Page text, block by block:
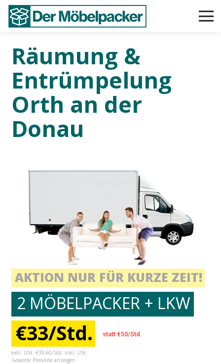
Räumung &
Entrümpelung
Orth an der
Donau
2 MÖBELPACKER + LKW
statt €50/Std.
€33/Std.
AKTION NUR FÜR KURZE ZEIT!
exkl. USt. €39,60/Std. inkl. USt.
Gesamte Preisliste anzeigen